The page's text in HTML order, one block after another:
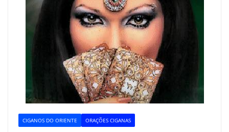
CIGANOS DO ORIENTE ORAÇÕES CIGANAS